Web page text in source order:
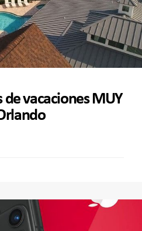
de vacaciones MUY